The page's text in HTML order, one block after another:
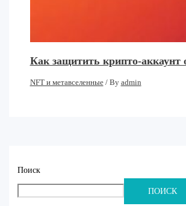
Как защитить крипто-аккаунт
NFT и метавселенные/ By admin
Поиск
ПОИСК